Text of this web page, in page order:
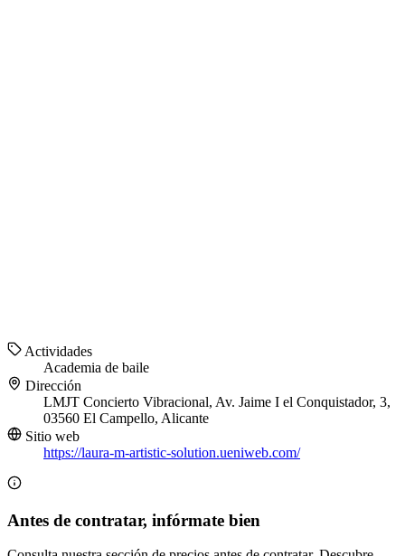
Actividades
Academia de baile
Dirección
LMJT Concierto Vibracional, Av. Jaime I el Conquistador, 3,
03560 El Campello, Alicante
Sitio web
https://laura-m-artistic-solution.ueniweb.com/
Antes de contratar, infórmate bien